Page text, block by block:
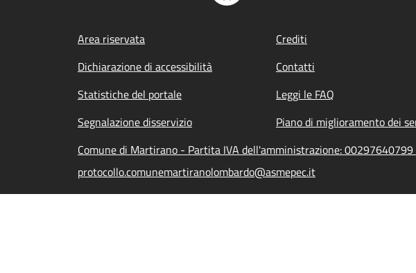
Footer menu
Area riservata Crediti
Dichiarazione di accessibilità
Contatti
Statistiche del portale
Leggi le FAQ
Segnalazione disservizio
Piano di miglioramento dei
Comune di Martirano - Partita IVA dell'amministrazione: 00297640799
protocollo.comunemartiranolombardo@asmepec.it